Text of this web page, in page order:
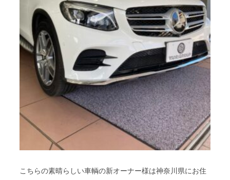
こちらの素晴らしい車輌の新オーナー様は神奈川県にお住